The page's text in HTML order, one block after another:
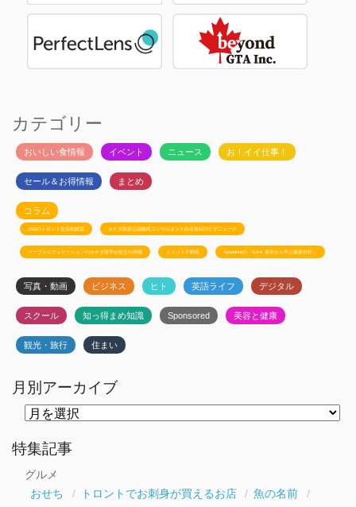
カテゴリー
おいしい食情報 イベント ニュース お！イイ仕事！
セール＆お得情報 まとめ
コラム
JSSのトロント生活相談室 カナダ政府公認移民コンサルタント白石有紀のビザニュース
メープルエデュケーションのカナダ留学お役立ち情報 トロント不動産 Ayudanteの「GA4: 基本から学ぶ最新分析」
写真・動画 ビジネス ヒト 英語ライフ デジタル
スクール 知っ得まめ知識 Sponsored 美容と健康
観光・旅行 住まい
月別アーカイブ
ー
カ
特集記事
グルメ
おせち
トロントでお刺身が買えるお店
魚の名前